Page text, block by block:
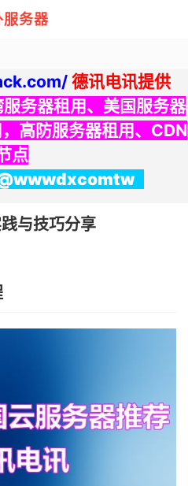
服务器
德讯电讯提供
服务器租用、 美国服务器
， 高防服务器租用、 CDN
点
与技巧分享